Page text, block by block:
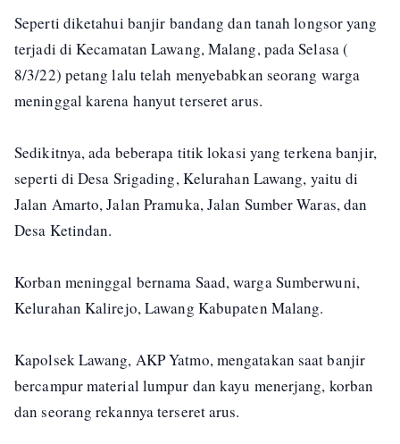
Seperti diketahui banjir bandang dan tanah longsor yang
terjadi di Kecamatan Lawang, Malang, pada Selasa (
8/3/22) petang lalu telah menyebabkan seorang warga
meninggal karena hanyut terseret arus.
Sedikitnya, ada beberapa titik lokasi yang terkena banjir,
seperti di Desa Srigading, Kelurahan Lawang, yaitu di
Jalan Amarto, Jalan Pramuka, Jalan Sumber Waras, dan
Desa Ketindan.
Korban meninggal bernama Saad, warga Sumberwuni,
Kelurahan Kalirejo, Lawang Kabupaten Malang.
Kapolsek Lawang, AKP Yatmo, mengatakan saat banjir
bercampur material lumpur dan kayu menerjang, korban
dan seorang rekannya terseret arus.